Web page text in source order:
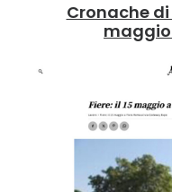
Cronache di
maggio